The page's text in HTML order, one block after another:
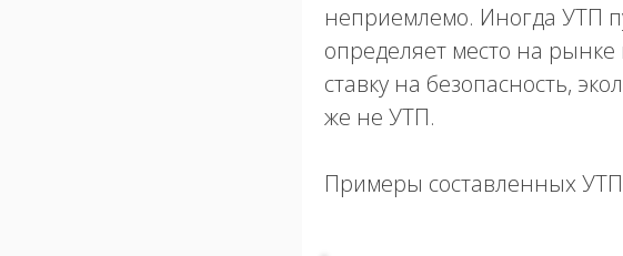
неприемлемо. Иногда УТП
определяет место на
ставку на безопасность,
же не УТП.
Примеры составленных